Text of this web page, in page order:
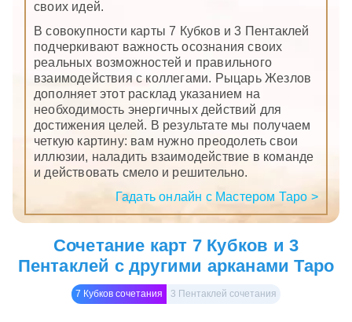
своих идей.
В совокупности карты 7 Кубков и 3 Пентаклей
подчеркивают важность осознания своих
реальных возможностей и правильного
взаимодействия с коллегами. Рыцарь Жезлов
дополняет этот расклад указанием на
необходимость энергичных действий для
достижения целей. В результате мы получаем
четкую картину: вам нужно преодолеть свои
иллюзии, наладить взаимодействие в команде
и действовать смело и решительно.
Гадать онлайн с Мастером Таро >
Сочетание карт 7 Кубков и 3
Пентаклей с другими арканами Таро
7 Кубков сочетания 3 Пентаклей сочетания